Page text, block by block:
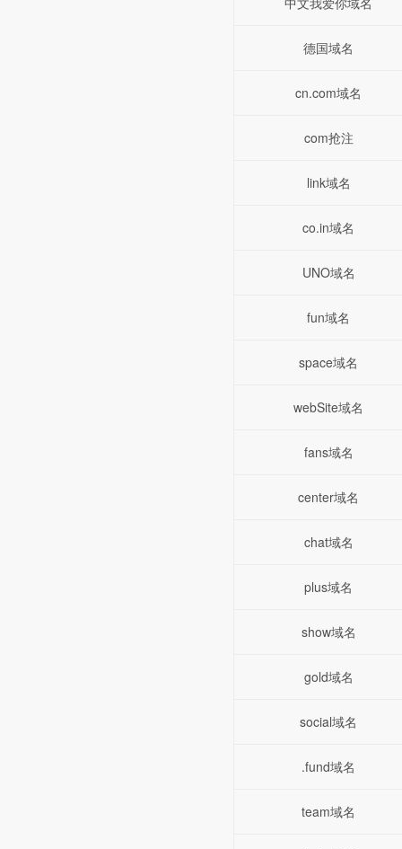
德国域名
cn.com域名
com抢注
link域名
co.in域名
UNO域名
fun域名
space域名
webSite域名
fans域名
center域名
chat域名
plus域名
show域名
gold域名
social域名
.fund域名
team域名